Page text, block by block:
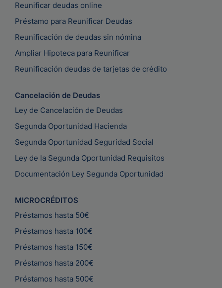
Reunificar deudas online
Préstamo para Reunificar Deudas
Reunificación de deudas sin nómina
Ampliar Hipoteca para Reunificar
Reunificación deudas de tarjetas de crédito
Cancelación de Deudas
Ley de Cancelación de Deudas
Segunda Oportunidad Hacienda
Segunda Oportunidad Seguridad Social
Ley de la Segunda Oportunidad Requisitos
Documentación Ley Segunda Oportunidad
MICROCRÉDITOS
Préstamos hasta 50€
Préstamos hasta 100€
Préstamos hasta 150€
Préstamos hasta 200€
Préstamos hasta 500€